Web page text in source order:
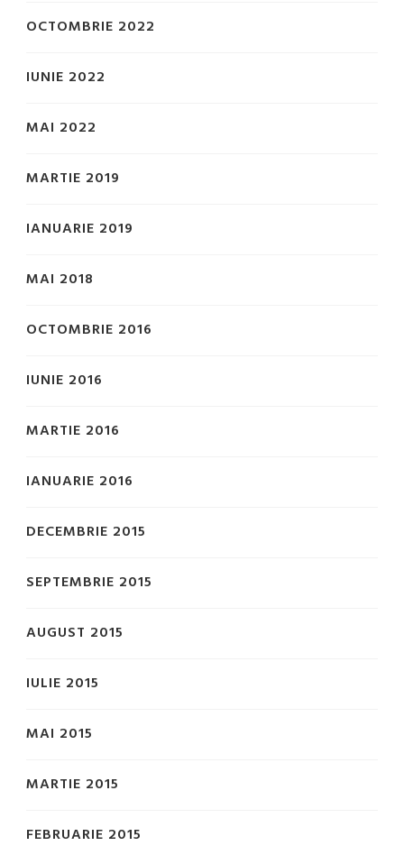
OCTOMBRIE 2022
IUNIE 2022
MAI 2022
MARTIE 2019
IANUARIE 2019
MAI 2018
OCTOMBRIE 2016
IUNIE 2016
MARTIE 2016
IANUARIE 2016
DECEMBRIE 2015
SEPTEMBRIE 2015
AUGUST 2015
IULIE 2015
MAI 2015
MARTIE 2015
FEBRUARIE 2015